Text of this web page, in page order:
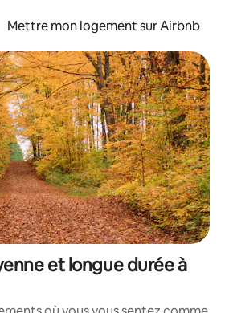
Mettre mon logement sur Airbnb
et longue durée à